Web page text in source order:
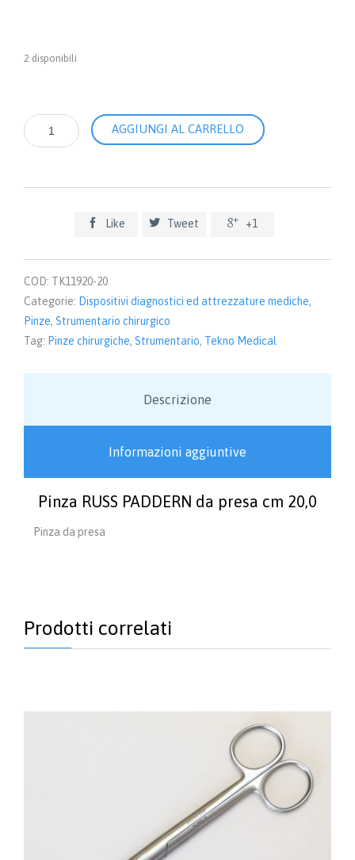
2 disponibili
Pinza
RUSS
presa
AGGIUNGI AL CARRELLO
 Like  Tweet  +1
COD: TK11920-20
Categorie: Dispositivi diagnostici ed attrezzature mediche,
Pinze, Strumentario chirurgico
Tag: Pinze chirurgiche, Strumentario, Tekno Medical
Descrizione
Informazioni aggiuntive
Pinza RUSS PADDERN da presa cm 20,0
Pinza da presa
Prodotti correlati